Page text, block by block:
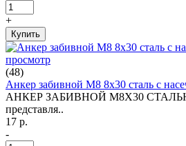
+
Купить
просмотр
(48)
Анкер забивной М8 8х30 сталь с
АНКЕР ЗАБИВНОЙ М8Х30
представля..
17 р.
-